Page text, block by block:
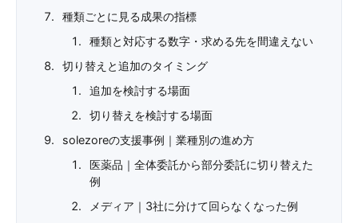
種類ごとに見る成果の指標
種類と対応する数字・求める先を間違えない
切り替えと追加のタイミング
追加を検討する場面
切り替えを検討する場面
solezoreの支援事例｜業種別の進め方
医薬品｜全体委託から部分委託に切り替えた
例
メディア｜3社に分けて回らなくなった例